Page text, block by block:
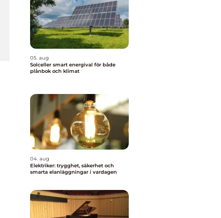
05. aug
Solceller smart energival för både
plånbok och klimat
04. aug
Elektriker: trygghet, säkerhet och
smarta elanläggningar i vardagen